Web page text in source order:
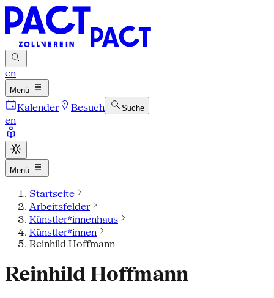
en
Menü
Kalender Besuch Suche
en
Menü
Startseite
Arbeitsfelder
Künstler*innenhaus
Künstler*innen
Reinhild Hoffmann
Reinhild Hoffmann